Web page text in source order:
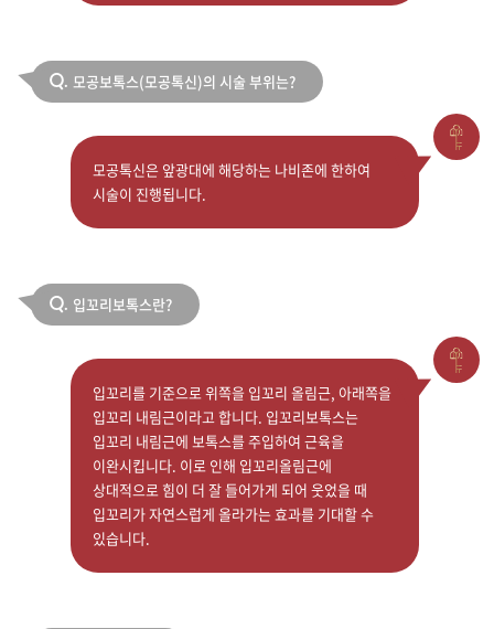
Q. 모공보톡스(모공톡신)의 시술 부위는?
모공톡신은 앞광대에 해당하는 나비존에 한하여
시술이 진행됩니다.
Q. 입꼬리보톡스란?
입꼬리를 기준으로 위쪽을 입꼬리 올림근, 아래쪽을
입꼬리 내림근이라고 합니다. 입꼬리보톡스는
입꼬리 내림근에 보톡스를 주입하여 근육을
이완시킵니다. 이로 인해 입꼬리올림근에
상대적으로 힘이 더 잘 들어가게 되어 웃었을 때
입꼬리가 자연스럽게 올라가는 효과를 기대할 수
있습니다.